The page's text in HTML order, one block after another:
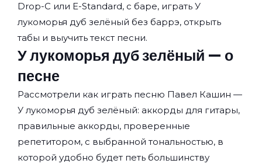
Drop-C или E-Standard, с баре, играть У
лукоморья дуб зелёный без баррэ, открыть
табы и выучить текст песни.
У лукоморья дуб зелёный — о
песне
Рассмотрели как играть песню Павел Кашин —
У лукоморья дуб зелёный: аккорды для гитары,
правильные аккорды, проверенные
репетитором, с выбранной тональностью, в
которой удобно будет петь большинству